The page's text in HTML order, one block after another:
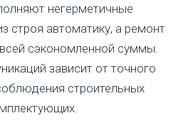
негерметичные
строя автоматику, а ремонт
сэкономленной суммы.
зависит от точного
строительных